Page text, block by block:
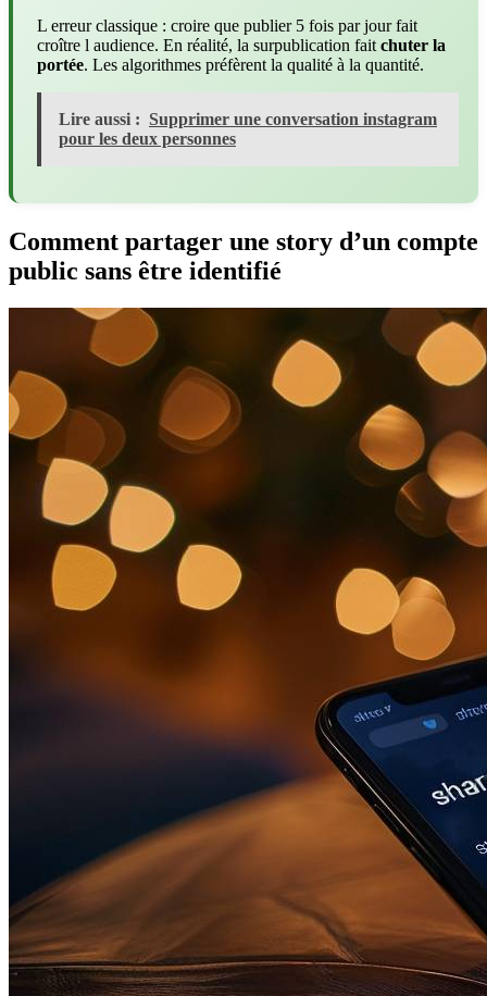
L erreur classique : croire que publier 5 fois par jour fait
croître l audience. En réalité, la surpublication fait chuter la
portée. Les algorithmes préfèrent la qualité à la quantité.
Lire aussi : Supprimer une conversation instagram
pour les deux personnes
Comment partager une story d’un compte
public sans être identifié